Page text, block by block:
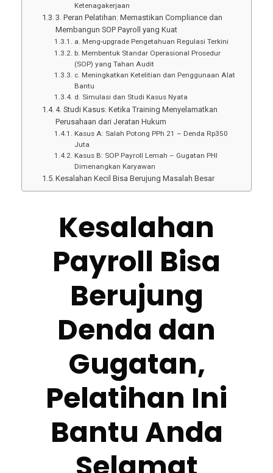
Ketenagakerjaan
3. Peran Pelatihan: Memastikan Compliance dan
Membangun SOP Payroll yang Kuat
a. Meng-upgrade Pengetahuan Regulasi Terkini
b. Membentuk Standar Operasional Prosedur
(SOP) yang Tahan Audit
c. Meningkatkan Ketelitian dan Penggunaan Alat
Bantu
d. Simulasi dan Studi Kasus Nyata
4. Studi Kasus: Ketika Training Menyelamatkan
Perusahaan dari Jeratan Hukum
Kasus A: Salah Potong PPh 21 – Denda Rp350
Juta
Kasus B: SOP Payroll Lemah – Gugatan PHI
Dimenangkan Karyawan
Kesalahan Kecil Bisa Berujung Masalah Besar
Kesalahan
Payroll Bisa
Berujung
Denda dan
Gugatan,
Pelatihan Ini
Bantu Anda